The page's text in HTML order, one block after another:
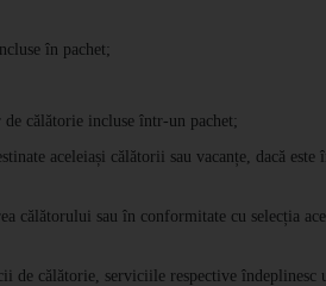
în pachet;
de călătorie incluse într-un pachet;
aceleiași călătorii sau vacanțe, dacă este
călătorului sau în conformitate cu selecția
de călătorie, serviciile respective îndeplinesc